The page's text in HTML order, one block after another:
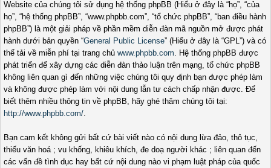
Website của chúng tôi sử dụng hệ thống phpBB (Hiểu ở đây là “họ”, “của
họ”, “hệ thống phpBB”, “www.phpbb.com”, “tổ chức phpBB”, “ban điều hành
phpBB”) là một giải pháp về phần mềm diễn đàn mã nguồn mở được phát
hành dưới bản quyền “General Public License” (Hiểu ở đây là “GPL”) và có
thể tải về miễn phí tại trang chủ www.phpbb.com. Hệ thống phpBB được
phát triển để xây dựng các diễn đàn thảo luận trên mạng, tổ chức phpBB
không liên quan gì đến những việc chúng tôi quy định bạn được phép làm
và không được phép làm với nội dung lẫn tư cách chấp nhận được. Để
biết thêm nhiều thông tin về phpBB, hãy ghé thăm chúng tôi tại:
http://www.phpbb.com/.
Bạn cam kết không gửi bất cứ bài viết nào có nội dung lừa đảo, thô tục,
thiếu văn hoá ; vu khống, khiêu khích, đe doạ người khác ; liên quan đến
các vấn đề tình dục hay bất cứ nội dung nào vi phạm luật pháp của quốc